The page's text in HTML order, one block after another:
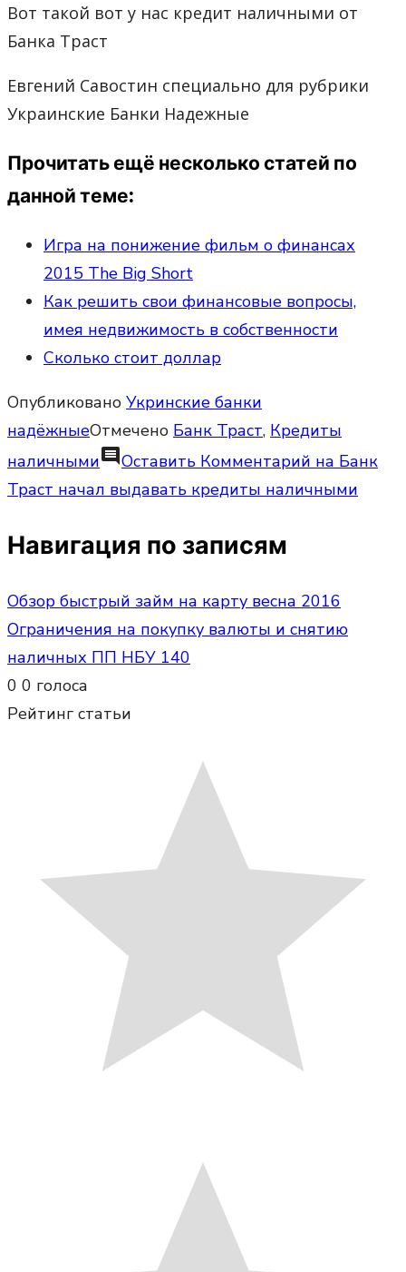
Вот такой вот у нас кредит наличными от
Банка Траст
Евгений Савостин специально для рубрики
Украинские Банки Надежные
Прочитать ещё несколько статей по
данной теме:
Игра на понижение фильм о финансах
2015 The Big Short
Как решить свои финансовые вопросы,
имея недвижимость в собственности
Сколько стоит доллар
Опубликовано Укринские банки
надёжныеОтмечено Банк Траст, Кредиты
наличнымиcommentОставить Комментарий на Банк
Траст начал выдавать кредиты наличными
Навигация по записям
Обзор быстрый займ на карту весна 2016
Ограничения на покупку валюты и снятию
наличных ПП НБУ 140
0 0 голоса
Рейтинг статьи